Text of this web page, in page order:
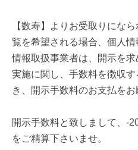
【数寿】よりお受取りにな
覧を希望される場合、個人
情報取扱事業者は、開示を
実施に関し、手数料を徴収
き、開示手数料のお支払をお
開示手数料と致しまして、-
をご精算下さいませ。